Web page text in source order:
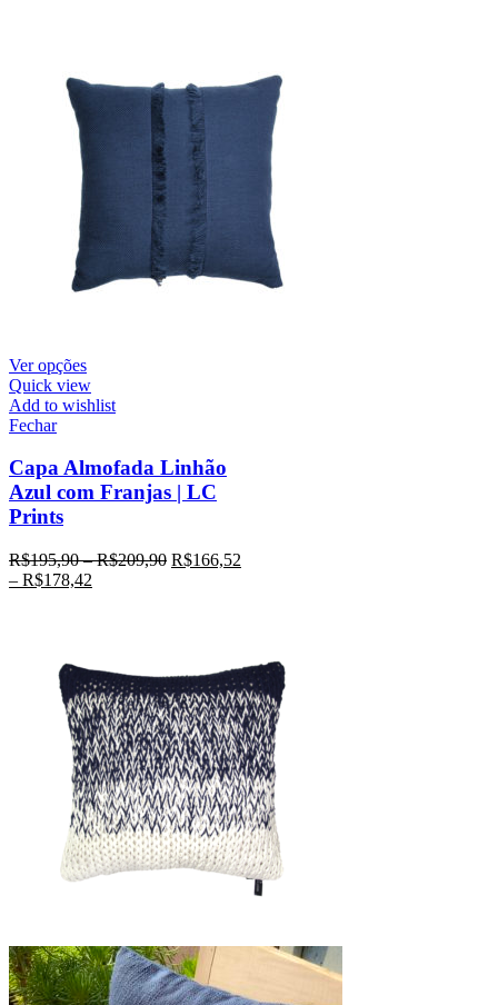
Ver opções
Quick view
Add to wishlist
Fechar
Capa Almofada Linhão
Azul com Franjas | LC
Prints
R$195,90–R$209,90 R$166,52
– R$178,42